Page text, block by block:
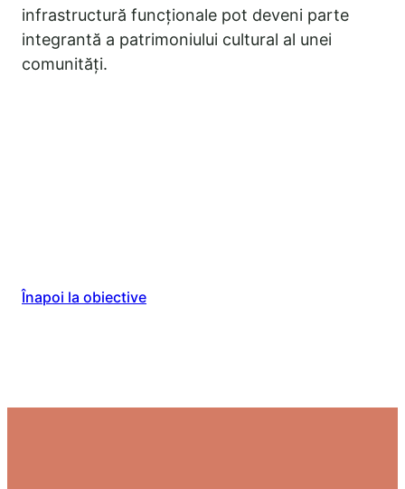
infrastructură funcționale pot deveni parte
integrantă a patrimoniului cultural al unei
comunități.
Înapoi la obiective